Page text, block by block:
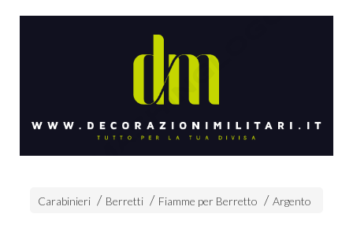
Carabinieri Berretti Fiamme per Berretto Argento